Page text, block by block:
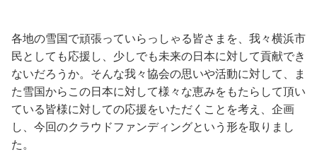
各地の雪国で頑張っていらっしゃる皆さまを、我々横浜市
民としても応援し、少しでも未来の日本に対して貢献でき
ないだろうか。そんな我々協会の思いや活動に対して、ま
た雪国からこの日本に対して様々な恵みをもたらして頂い
ている皆様に対しての応援をいただくことを考え、企画
し、今回のクラウドファンディングという形を取りまし
た。